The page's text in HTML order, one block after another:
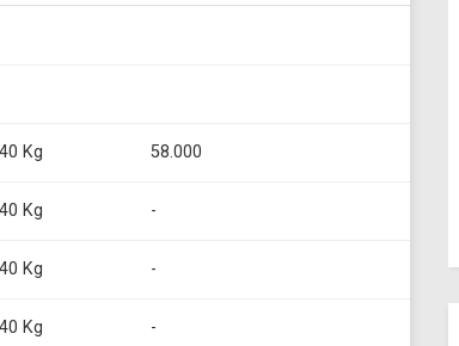
40 Kg 58.000
40 Kg -
40 Kg -
40 Kg -